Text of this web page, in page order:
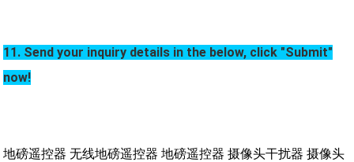
11. Send your inquiry details in the below, click "Submit"
now!
地磅遥控器 无线地磅遥控器 地磅遥控器 摄像头干扰器 摄像头